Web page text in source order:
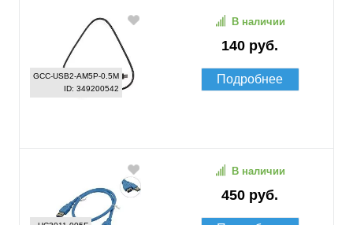
GCC-USB2-AM5P-0.5M
ID: 349200542
140 руб.
В наличии
Подробнее
450 руб.
В наличии